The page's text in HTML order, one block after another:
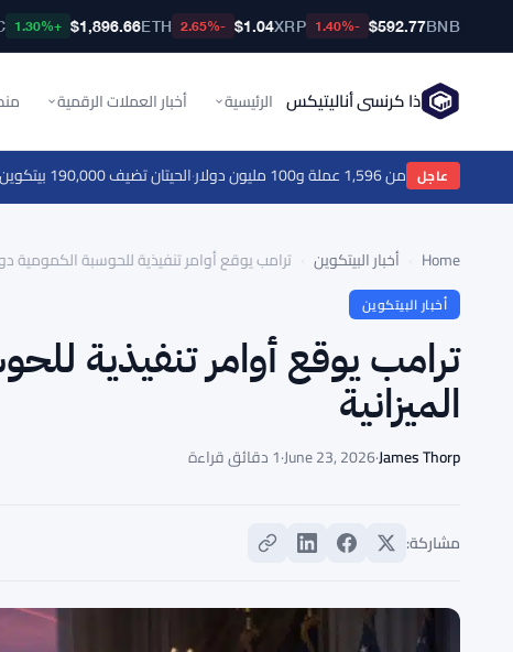
BNB
$592.77
-1.40%
XRP
$1.04
-2.65%
ETH
$1,896.66
+1.30%
ذا كرنسي أناليتيكس الرئيسية أخبار العملات الرقمية
عاجل
و100 مليون دولار ·الحيتان تضيف 190,000 بيتكوين منذ ديسمبر مع إشارات قاع السوق الهابطة
Home أخبار البيتكوين ترامب يوقع أوامر تنفيذية للحوسبة الكمومية
أخبار البيتكوين
ترامب يوقع أوامر تنفيذية
الميزانية
James Thorp
·
June 23, 2026
·1 دقائق قراءة
مشاركة: